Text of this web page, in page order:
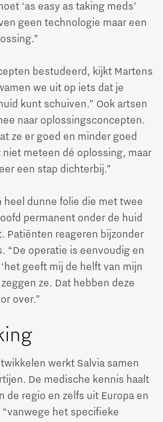
‘as easy as taking meds’
geen technologie maar een
bestudeerd, kijkt Martens
we uit op iets dat je
kunt schuiven.” Ook artsen
naar oplossingsconcepten.
ze er goed en minder goed
niet meteen dé oplossing, maar
een stap dichterbij.”
heel dunne folie die met twee
permanent onder de huid
Patiënten reageren bijzonder
“De operatie is eenvoudig en
geeft mij de helft van mijn
ze. Dat hebben deze
over.”
werkt Salvia samen
De medische kennis haalt
de regio en zelfs uit Europa en
het specifieke